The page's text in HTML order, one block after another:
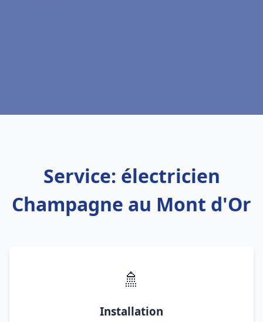
Service: électricien
Champagne au Mont d'Or
🚿
Installation